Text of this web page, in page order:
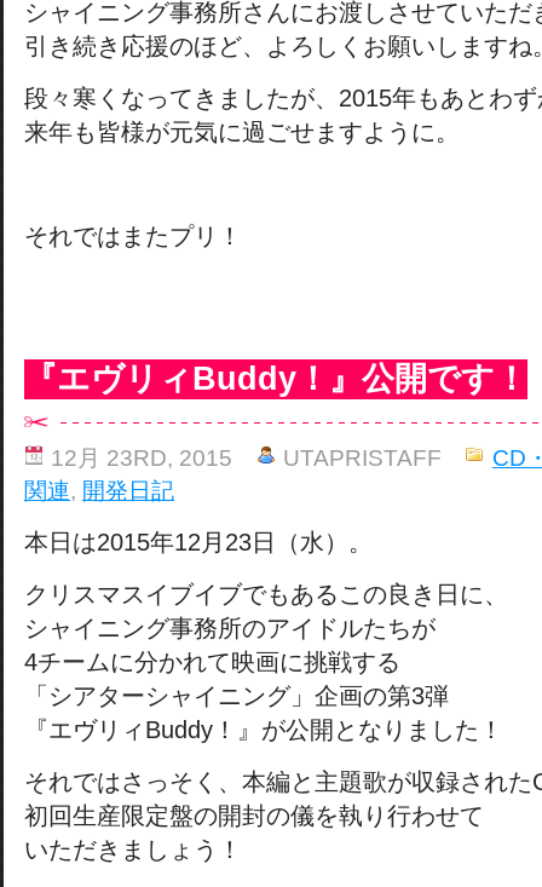
シャイニング事務所さんにお渡しさせていただ
引き続き応援のほど、よろしくお願いしますね
段々寒くなってきましたが、2015年もあとわ
来年も皆様が元気に過ごせますように。
それではまたプリ！
『エヴリィBuddy！』公開です！
12月 23RD, 2015 UTAPRISTAFF
CD
関連, 開発日記
本日は2015年12月23日（水）。
クリスマスイブイブでもあるこの良き日に、
シャイニング事務所のアイドルたちが
4チームに分かれて映画に挑戦する
「シアターシャイニング」企画の第3弾
『エヴリィBuddy！』が公開となりました！
それではさっそく、本編と主題歌が収録された
初回生産限定盤の開封の儀を執り行わせて
いただきましょう！